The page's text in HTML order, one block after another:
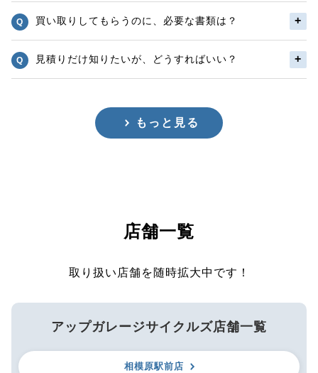
買い取りしてもらうのに、必要な書類は？
見積りだけ知りたいが、どうすればいい？
もっと見る
店舗一覧
取り扱い店舗を随時拡大中です！
アップガレージサイクルズ店舗一覧
相模原駅前店